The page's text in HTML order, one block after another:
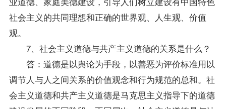
社会主义的共同理想和正确的世界观、人生观、价值
观。
7、社会主义道德与共产主义道德的关系是什么？
答：道德是以舆论为手段，以善恶为评价标准用以
调节人与人之间关系的价值观念和行为规范的总和。社
会主义道德和共产主义道德是马克思主义指导下的道德